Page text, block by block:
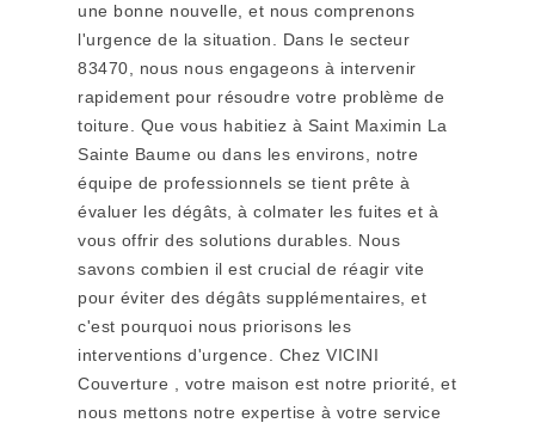
une bonne nouvelle, et nous comprenons
l'urgence de la situation. Dans le secteur
83470, nous nous engageons à intervenir
rapidement pour résoudre votre problème de
toiture. Que vous habitiez à Saint Maximin La
Sainte Baume ou dans les environs, notre
équipe de professionnels se tient prête à
évaluer les dégâts, à colmater les fuites et à
vous offrir des solutions durables. Nous
savons combien il est crucial de réagir vite
pour éviter des dégâts supplémentaires, et
c'est pourquoi nous priorisons les
interventions d'urgence. Chez VICINI
Couverture , votre maison est notre priorité, et
nous mettons notre expertise à votre service